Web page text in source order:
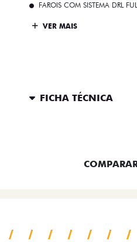
FAROIS COM SISTEMA DRL
VER MAIS
FICHA TÉCNICA